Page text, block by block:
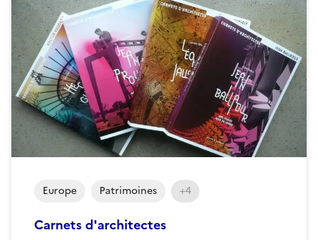
Carnets d'architectes
Europe Patrimoines +4